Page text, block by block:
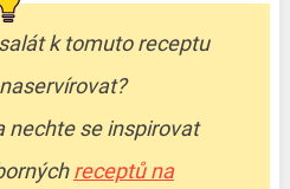
k tomuto receptu
nechte se inspirovat
receptů na